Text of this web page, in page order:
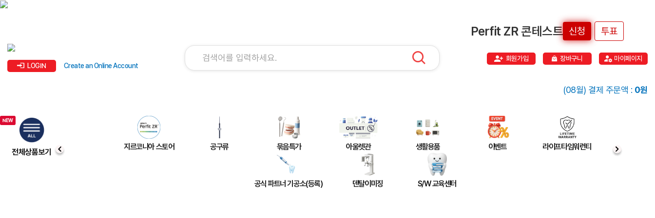
LOGIN Create an Online Account
Perfit ZR 콘테스트 신청 투표
회원가입 장바구니 마이페이지
(08월) 결제 주문액 : 0원
전체상품보기
지르코니아 스토어 공구류 묶음특가 아울렛관 생활용품 이벤트 라이프타임워런티
공식 파트너 기공소(등록) 덴탈이미징 S/W 교육센터